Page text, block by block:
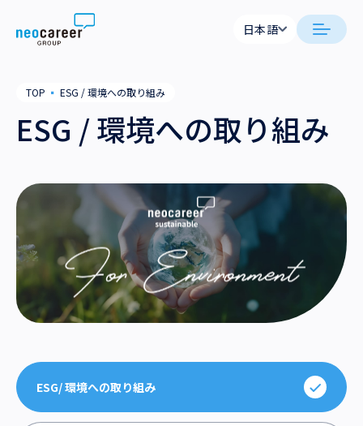
Skip to content
日本語
代表メッセージ
事業内容
就労支援
業務支援
役員一覧
沿革・受賞歴
サステナビリティ
採用情報
日本語
TOP ▪ ESG / 環境への取り組み
ESG / 環境への取り組み
ESG/ 環境への取り組み